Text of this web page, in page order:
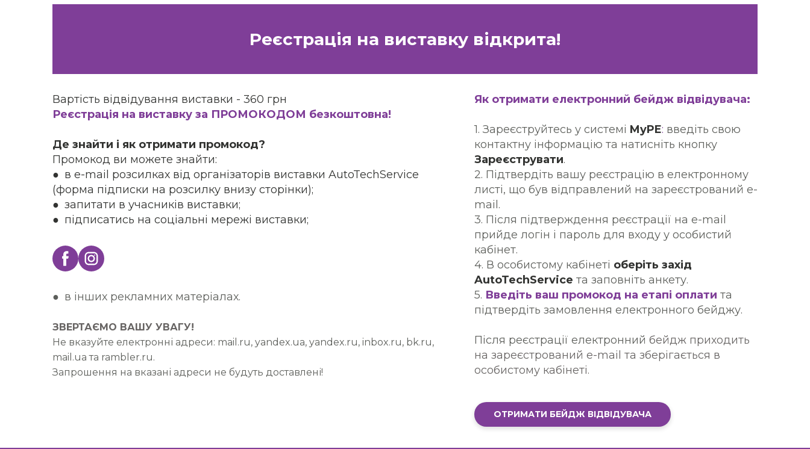
Реєстрація на виставку відкрита!
Вартість відвідування виставки - 360 грн
Реєстрація на виставку за ПРОМОКОДОМ безкоштовна!
Де знайти і як отримати промокод?
Промокод ви можете знайти:
● в e-mail розсилках від організаторів виставки AutoTechService
(форма підписки на розсилку внизу сторінки);
● запитати в учасників виставки;
● підписатись на соціальні мережі виставки;
● в інших рекламних матеріалах.
ЗВЕРТАЄМО ВАШУ УВАГУ!
Не вказуйте електронні адреси: mail.ru, yandex.ua, yandex.ru, inbox.ru, bk.ru,
mail.ua та rambler.ru.
Запрошення на вказані адреси не будуть доставлені!
Як отримати електронний бейдж відвідувача:
1. Зареєструйтесь у системі MyPE: введіть свою
контактну інформацію та натисніть кнопку
Зареєструвати.
2. Підтвердіть вашу реєстрацію в електронному
листі, що був відправлений на зареєстрований e-
mail.
3. Після підтверждення реєстрації на e-mail
прийде логін і пароль для входу у особистий
кабінет.
4. В особистому кабінеті оберіть захід
AutoTechService та заповніть анкету.
5. Введіть ваш промокод на етапі оплати та
підтвердіть замовлення електронного бейджу.
Після реєстрації електронний бейдж приходить
на зареєстрований e-mail та зберігається в
особистому кабінеті.
ОТРИМАТИ БЕЙДЖ ВІДВІДУВАЧА